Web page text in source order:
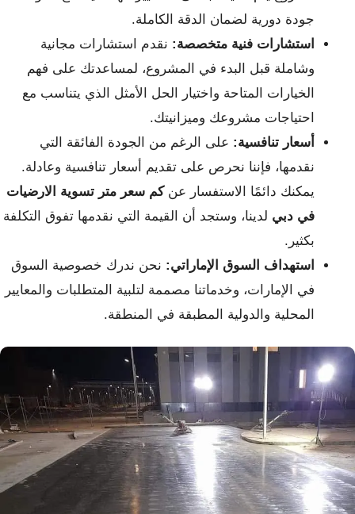
جودة دورية لضمان الدقة الكاملة.
استشارات فنية متخصصة: نقدم استشارات مجانية
وشاملة قبل البدء في المشروع، لمساعدتك على فهم
الخيارات المتاحة واختيار الحل الأمثل الذي يتناسب مع
احتياجات مشروعك وميزانيتك.
أسعار تنافسية: على الرغم من الجودة الفائقة التي
نقدمها، فإننا نحرص على تقديم أسعار تنافسية وعادلة.
يمكنك دائمًا الاستفسار عنكم سعر متر تسوية الارضيات
في دبي لدينا، وستجد أن القيمة التي نقدمها تفوق التكلفة
بكثير.
استهداف السوق الإماراتي: نحن ندرك خصوصية السوق
في الإمارات، وخدماتنا مصممة لتلبية المتطلبات والمعايير
المحلية والدولية المطبقة في المنطقة.